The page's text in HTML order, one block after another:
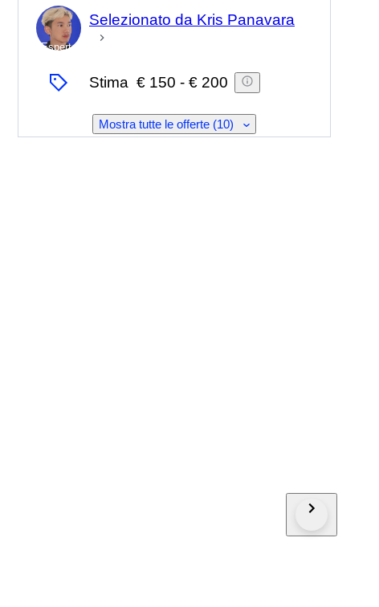
Esperto
Selezionato da Kris Panavara
Stima € 150 - € 200
Mostra tutte le offerte (10)